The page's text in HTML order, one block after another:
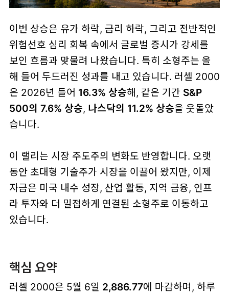
이번 상승은 유가 하락, 금리 하락, 그리고 전반적인
위험선호 심리 회복 속에서 글로벌 증시가 강세를
보인 흐름과 맞물려 나왔습니다. 특히 소형주는 올
해 들어 두드러진 성과를 내고 있습니다. 러셀 2000
은 2026년 들어 16.3% 상승해, 같은 기간 S&P
500의 7.6% 상승, 나스닥의 11.2% 상승을 웃돌았
습니다.
이 랠리는 시장 주도주의 변화도 반영합니다. 오랫
동안 초대형 기술주가 시장을 이끌어 왔지만, 이제
자금은 미국 내수 성장, 산업 활동, 지역 금융, 인프
라 투자와 더 밀접하게 연결된 소형주로 이동하고
있습니다.
핵심 요약
러셀 2000은 5월 6일 2,886.77에 마감하며, 하루